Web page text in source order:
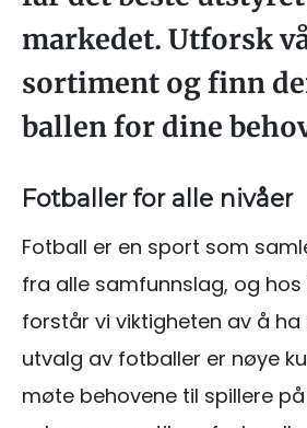
markedet. Utforsk
sortiment og finn
ballen for dine
Fotballer for alle nivåer
Fotball er en sport som
fra alle samfunnslag, og hos
forstår vi viktigheten av å ha
utvalg av fotballer er nøye
møte behovene til spillere